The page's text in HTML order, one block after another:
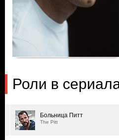
Роли в
Больница Питт
The Pitt